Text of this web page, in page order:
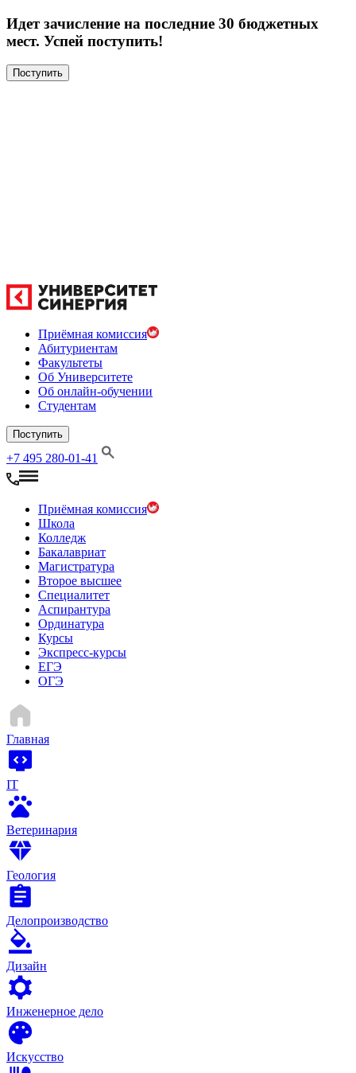
Идет зачисление на последние 30 бюджетных
мест. Успей поступить!
Поступить
Приёмная комиссия
Абитуриентам
Факультеты
Об Университете
Об онлайн-обучении
Студентам
Поступить
+7 495 280-01-41
Приёмная комиссия
Школа
Колледж
Бакалавриат
Магистратура
Второе высшее
Специалитет
Аспирантура
Ординатура
Курсы
Экспресс-курсы
ЕГЭ
ОГЭ
Главная
IT
Ветеринария
Геология
Делопроизводство
Дизайн
Инженерное дело
Искусство